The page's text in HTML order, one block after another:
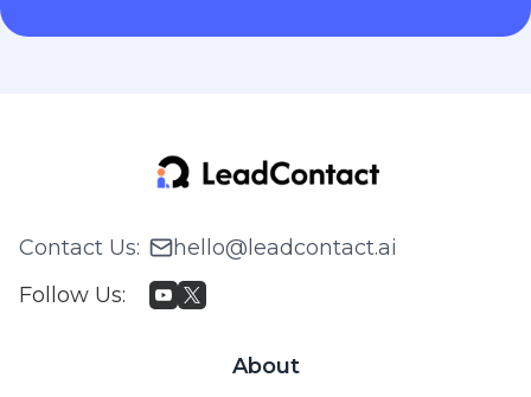
Contact Us:
hello@leadcontact.ai
Follow Us:
About